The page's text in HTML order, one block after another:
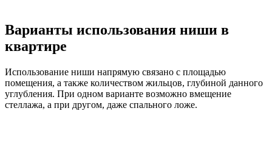
Варианты использования ниши в
квартире
Использование ниши напрямую связано с площадью
помещения, а также количеством жильцов, глубиной данного
углубления. При одном варианте возможно вмещение
стеллажа, а при другом, даже спального ложе.